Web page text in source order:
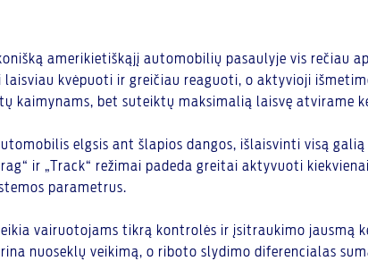
amerikietiškąjį automobilių pasaulyje vis rečiau
kvėpuoti ir greičiau reaguoti, o aktyvioji
kaimynams, bet suteiktų maksimalią laisvę atvirame
elgsis ant šlapios dangos, išlaisvinti visą
ir „Track“ režimai padeda greitai aktyvuoti
parametrus.
vairuotojams tikrą kontrolės ir įsitraukimo jausmą
nuoseklų veikimą, o riboto slydimo diferencialas